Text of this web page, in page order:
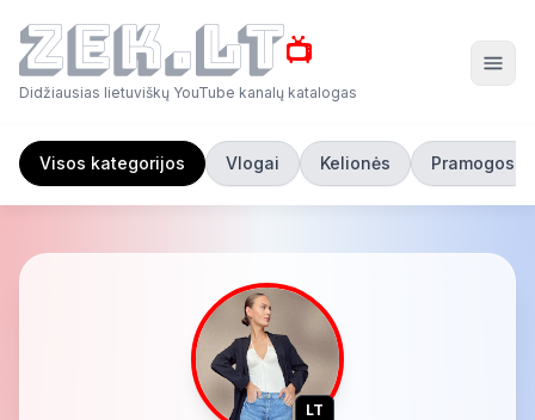
📺
Didžiausias lietuviškų YouTube kanalų katalogas
Visos kategorijos Vlogai Kelionės Pramogos
LT